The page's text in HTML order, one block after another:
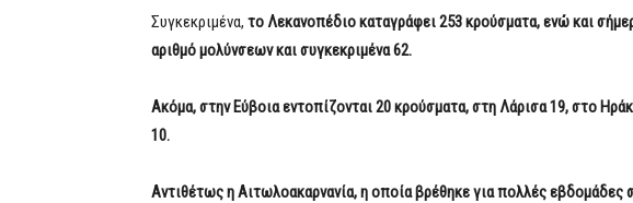
Συγκεκριμένα, το Λεκανοπέδιο καταγράφει 253 κρούσματα, ενώ και
αριθμό μολύνσεων και συγκεκριμένα 62.
Ακόμα, στην Εύβοια εντοπίζονται 20 κρούσματα, στη Λάρισα 19, στο
10.
Αντιθέτως η Αιτωλοακαρνανία, η οποία βρέθηκε για πολλές εβδομάδες